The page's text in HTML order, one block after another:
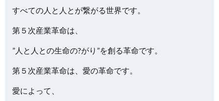
すべての人と人とが繋がる世界です。
第５次産業革命は、
”人と人との生命の?がり”を創る革命です。
第５次産業革命は、愛の革命です。
愛によって、